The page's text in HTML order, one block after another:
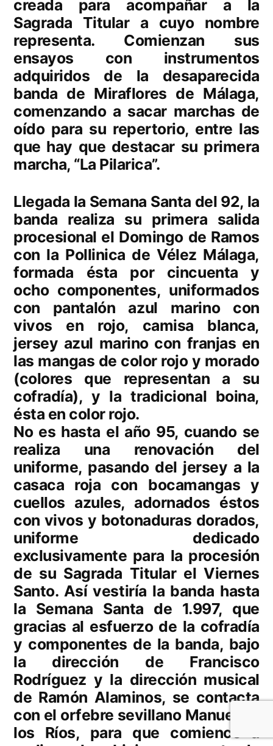
creada para acompañar a la
Sagrada Titular a cuyo nombre
representa. Comienzan sus
ensayos con instrumentos
adquiridos de la desaparecida
banda de Miraflores de Málaga,
comenzando a sacar marchas de
oído para su repertorio, entre las
que hay que destacar su primera
marcha, “La Pilarica”.
Llegada la Semana Santa del 92, la
banda realiza su primera salida
procesional el Domingo de Ramos
con la Pollinica de Vélez Málaga,
formada ésta por cincuenta y
ocho componentes, uniformados
con pantalón azul marino con
vivos en rojo, camisa blanca,
jersey azul marino con franjas en
las mangas de color rojo y morado
(colores que representan a su
cofradía), y la tradicional boina,
ésta en color rojo.
No es hasta el año 95, cuando se
realiza una renovación del
uniforme, pasando del jersey a la
casaca roja con bocamangas y
cuellos azules, adornados éstos
con vivos y botonaduras dorados,
uniforme dedicado
exclusivamente para la procesión
de su Sagrada Titular el Viernes
Santo. Así vestiría la banda hasta
la Semana Santa de 1.997, que
gracias al esfuerzo de la cofradía
y componentes de la banda, bajo
la dirección de Francisco
Rodríguez y la dirección musical
de Ramón Alaminos, se contacta
con el orfebre sevillano Manuel de
los Ríos, para que comience a